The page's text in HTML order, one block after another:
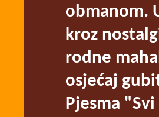
obmanom.
kroz
rodne
osjećaj
Pjesma